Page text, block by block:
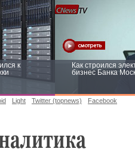
к
Как строился
бизнес Банка
Light Twitter (topnews) Facebook